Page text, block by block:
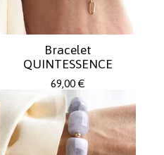
Bracelet
QUINTESSENCE
69,00 €